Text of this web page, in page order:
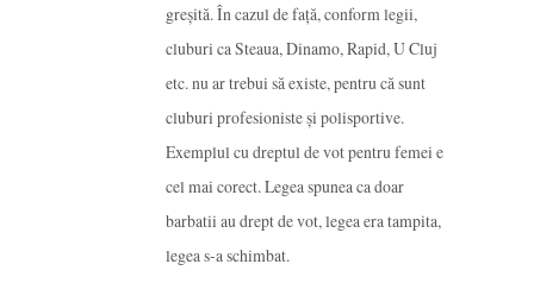
greșită. În cazul de față, conform legii,
cluburi ca Steaua, Dinamo, Rapid, U Cluj
etc. nu ar trebui să existe, pentru că sunt
cluburi profesioniste și polisportive.
Exemplul cu dreptul de vot pentru femei e
cel mai corect. Legea spunea ca doar
barbatii au drept de vot, legea era tampita,
legea s-a schimbat.